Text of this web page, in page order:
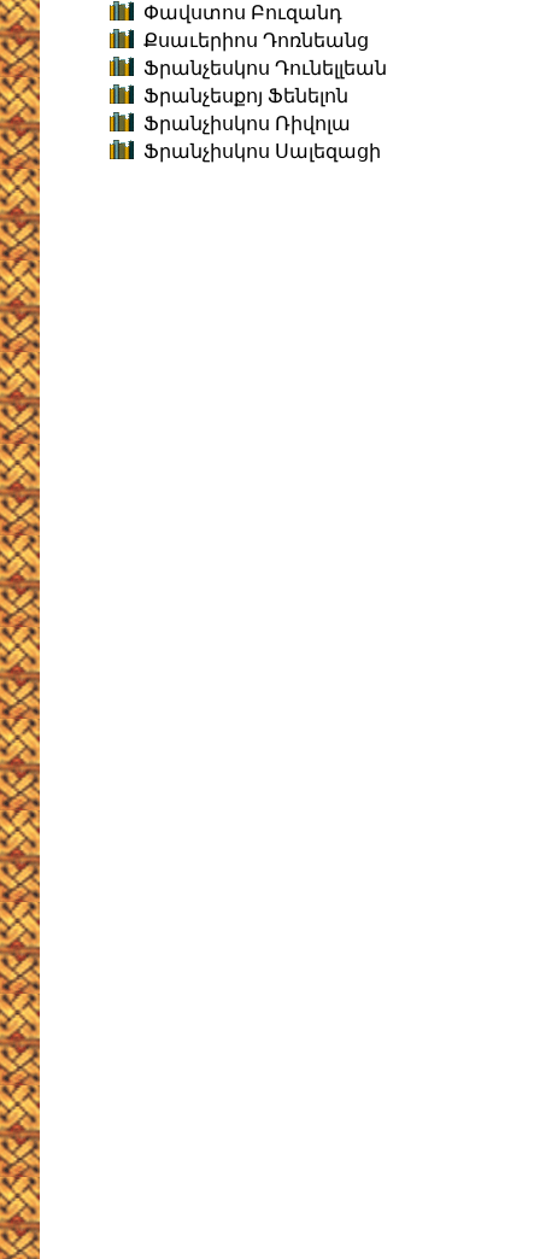
Փավստոս Բուզանդ
Քսաւերիոս Դոռնեանց
Ֆրանչեսկոս Դունելլեան
Ֆրանչեսքոյ Ֆենելոն
Ֆրանչիսկոս Ռիվոլա
Ֆրանչիսկոս Սալեզացի